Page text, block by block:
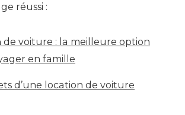
réussi :
de voiture : la meilleure option
en famille
d’une location de voiture